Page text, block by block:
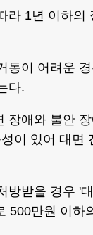
라 1년 이하의
동이 어려운
다.
장애와 불안
이 있어 대면
방받을 경우 '
500만원 이하